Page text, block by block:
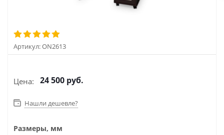
Артикул:ON2613
Цена: 24 500 руб.
Нашли дешевле?
Размеры, мм